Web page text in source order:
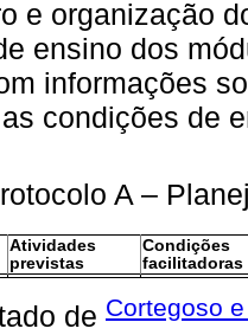
e organização
ensino dos
informações
condições de
A –
Atividades
previstas
Condições
facilitadoras
de Cortegoso